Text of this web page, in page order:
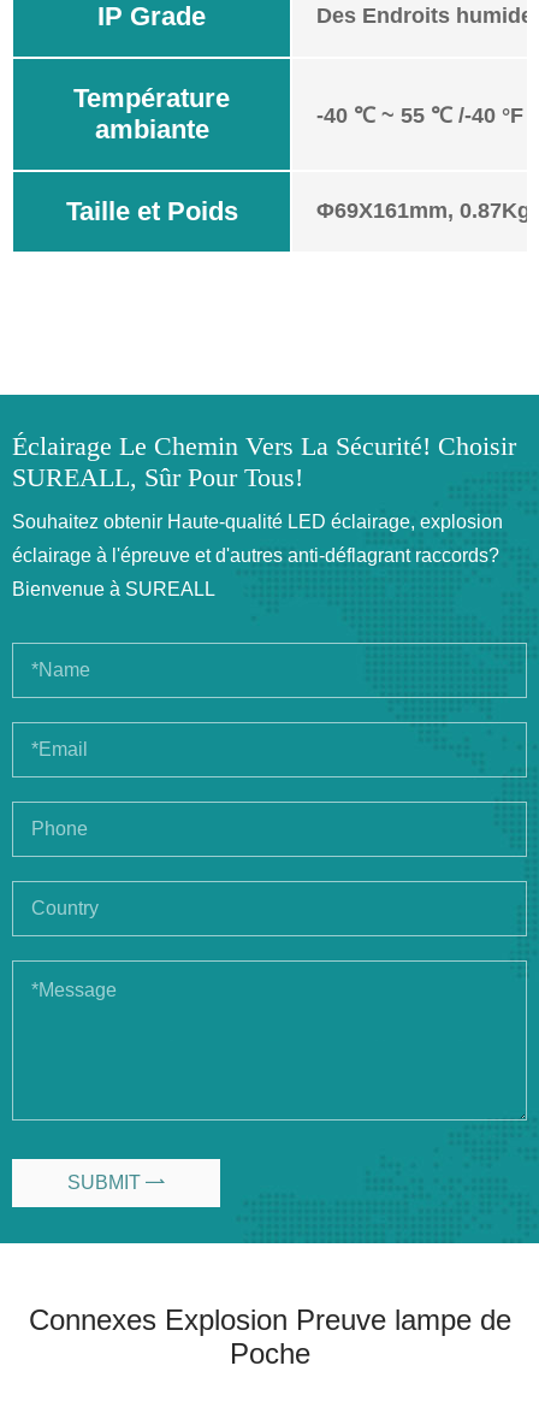
IP Grade Des Endroits
Température
ambiante
-40 ℃ ~ 55 ℃ /-40 °F
Taille et Poids Φ69X161mm, 0.87Kg
Éclairage Le Chemin Vers La Sécurité! Choisir
SUREALL, Sûr Pour Tous!
Souhaitez obtenir Haute-qualité LED éclairage, explosion
éclairage à l'épreuve et d'autres anti-déflagrant raccords?
Bienvenue à SUREALL
SUBMIT 
Connexes Explosion Preuve lampe de
Poche